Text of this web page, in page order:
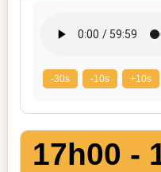
-30s -10s +10s
17h00 -